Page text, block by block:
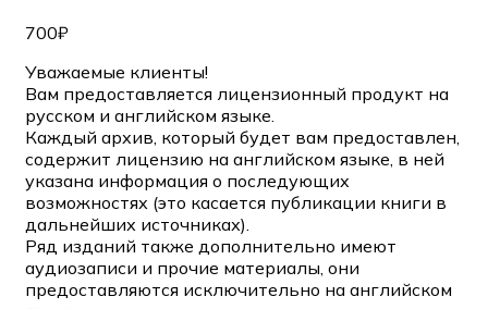
700₽
Уважаемые клиенты!
Вам предоставляется лицензионный продукт на
русском и английском языке.
Каждый архив, который будет вам предоставлен,
содержит лицензию на английском языке, в ней
указана информация о последующих
возможностях (это касается публикации книги в
дальнейших источниках).
Ряд изданий также дополнительно имеют
аудиозаписи и прочие материалы, они
предоставляются исключительно на английском